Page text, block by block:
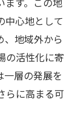
測
策
関係構築
バブルの
中心地として
、地域外から
の活性化に寄
一層の発展を
らに高まる可